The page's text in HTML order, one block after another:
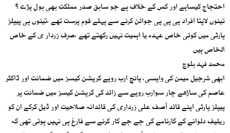
احتجاج کیساہے اور کس کے خلاف ہے جو سابق صدر مملکت بھی بول پڑے ؟
تینوں لاپتا افراد پی پی پی جوائن کرنے سے پہلے قوم پرست تھے ،تینوں ہی پیپلز
پارٹی میں کوئی خاص عہدہ یا اہمیت نہیں رکھتے تھے ،صرف زردار ی کے خاص
الخاص ہیں
محمد فہد بلوچ
ابھی شرجیل میمن کی واپسی، پانچ ارب روپے کرپشن کیسز میں ضمانت اور ڈاکٹر
عاصم کی ساڑھے چار سوارب روپے سے زائد کی کرپشن کیسز میں ضمانت پر
پیپلز پارٹی اپنے قائد آصف علی زرداری کی قائدانہ صلاحیت اور ڈیل کرکے ان کو
ریلیف دلوانے کے کارنامے کی جے جے کار کرنے سے فارغ ہی نہیں ہوئی تھی کہ